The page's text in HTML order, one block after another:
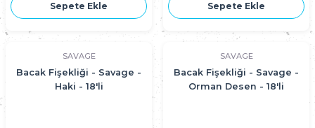
Sepete Ekle Sepete Ekle
SAVAGE
Bacak Fişekliği - Savage -
Haki - 18'li
SAVAGE
Bacak Fişekliği - Savage -
Orman Desen - 18'li